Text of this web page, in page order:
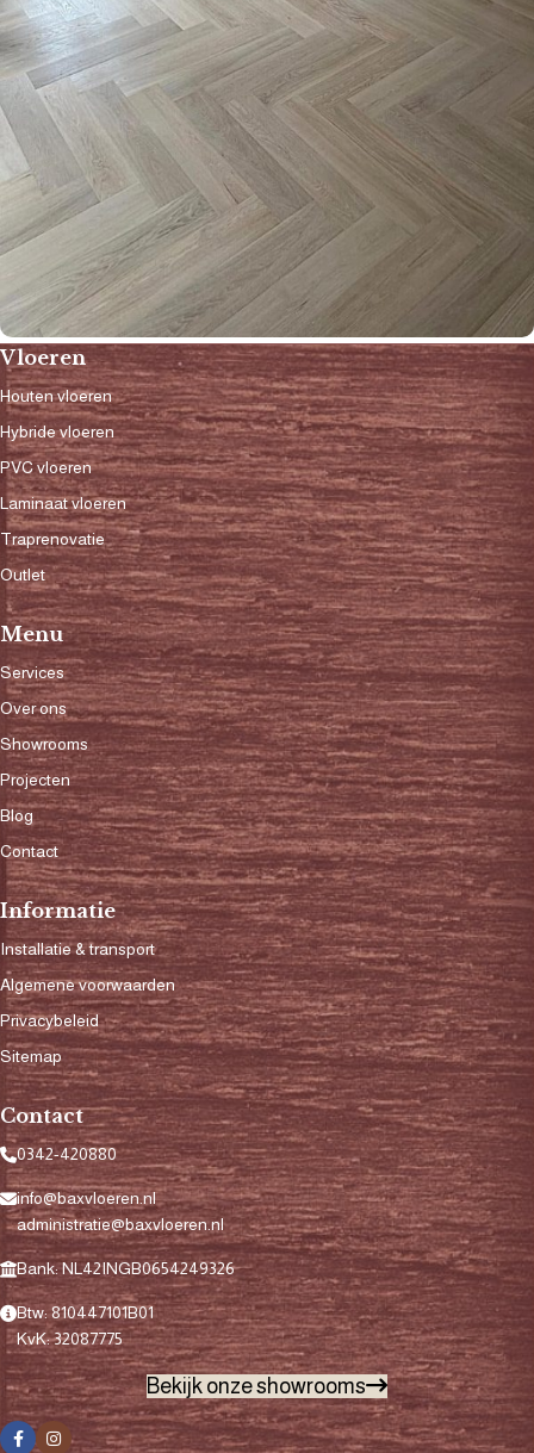
Vloeren
Houten vloeren
Hybride vloeren
PVC vloeren
Laminaat vloeren
Traprenovatie
Outlet
Menu
Services
Over ons
Showrooms
Projecten
Blog
Contact
Informatie
Installatie & transport
Algemene voorwaarden
Privacybeleid
Sitemap
Contact
0342-420880
info@baxvloeren.nl
administratie@baxvloeren.nl
Bank: NL42INGB0654249326
Btw: 810447101B01
KvK: 32087775
Bekijk onze showrooms